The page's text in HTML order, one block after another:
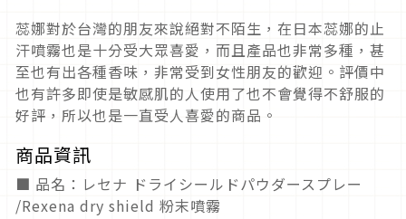
蕊娜對於台灣的朋友來說絕對不陌生，在日本蕊娜的止
汗噴霧也是十分受大眾喜愛，而且產品也非常多種，甚
至也有出各種香味，非常受到女性朋友的歡迎。評價中
也有許多即使是敏感肌的人使用了也不會覺得不舒服的
好評，所以也是一直受人喜愛的商品。
商品資訊
■ 品名：レセナ ドライシールドパウダースプレー
/Rexena dry shield 粉末噴霧